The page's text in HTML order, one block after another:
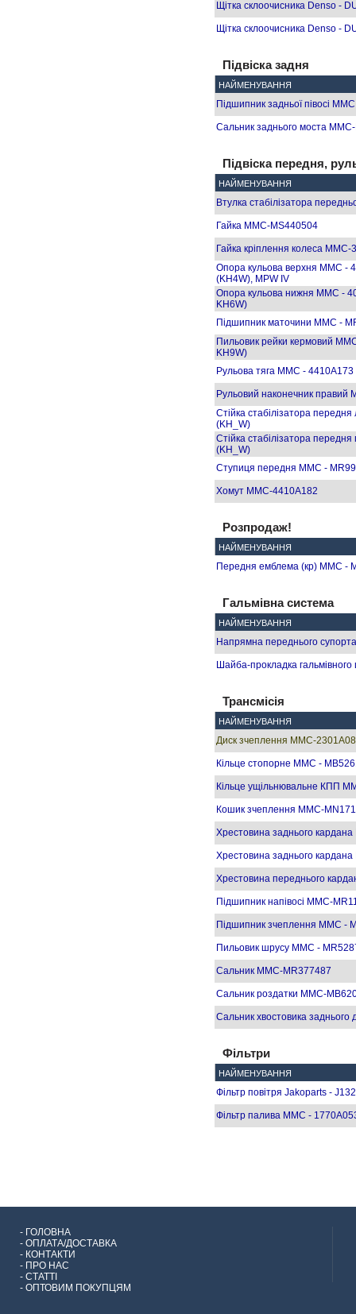
Щітка склоочисника Denso -
Щітка склоочисника Denso -
Підвіска задня
НАЙМЕНУВАННЯ
Підшипник задньої півосі
Сальник заднього моста
Підвіска передня,
НАЙМЕНУВАННЯ
Втулка стабілізатора
Гайка MMC-MS440504
Гайка кріплення колеса
Опора кульова верхня MMC -
(KH4W), MPW IV
Опора кульова нижня MMC -
KH6W)
Підшипник маточини MMC -
Пильовик рейки кермовий
KH9W)
Рульова тяга MMC -
Рульовий наконечник правий
Стійка стабілізатора
(KH_W)
Стійка стабілізатора
(KH_W)
Ступиця передня MMC -
Хомут MMC-4410A182
Розпродаж!
НАЙМЕНУВАННЯ
Передня емблема (кр) MMC -
Гальмівна система
НАЙМЕНУВАННЯ
Напрямна переднього
Шайба-прокладка
Трансмісія
НАЙМЕНУВАННЯ
Диск зчеплення MMC-
Кільце стопорне MMC -
Кільце ущільнювальне КПП
Кошик зчеплення MMC-
Хрестовина заднього
Хрестовина заднього
Хрестовина переднього
Підшипник напівосі MMC-
Підшипник зчеплення MMC -
Пильовик шрусу MMC -
Сальник MMC-MR377487
Сальник роздатки MMC-
Сальник хвостовика
Фільтри
НАЙМЕНУВАННЯ
Фільтр повітря Jakoparts -
Фільтр палива MMC -
- ГОЛОВНА
- ОПЛАТА/ДОСТАВКА
- КОНТАКТИ
- ПРО НАС
- СТАТТІ
- ОПТОВИМ ПОКУПЦЯМ